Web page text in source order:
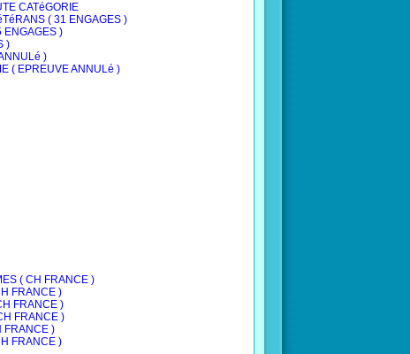
CATéGORIE
( 31 ENGAGES )
ENGAGES )
)
)
( EPREUVE ANNULé )
( CH FRANCE )
FRANCE )
FRANCE )
FRANCE )
FRANCE )
FRANCE )